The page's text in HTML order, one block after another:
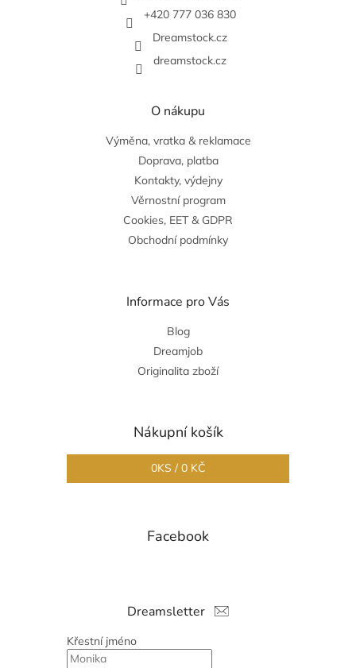
+420 777 036 830
Dreamstock.cz
dreamstock.cz
O nákupu
Výměna, vratka & reklamace
Doprava, platba
Kontakty, výdejny
Věrnostní program
Cookies, EET & GDPR
Obchodní podmínky
Informace pro Vás
Blog
Dreamjob
Originalita zboží
Nákupní košík
0KS / 0 KČ
Facebook
Dreamsletter
Křestní jméno